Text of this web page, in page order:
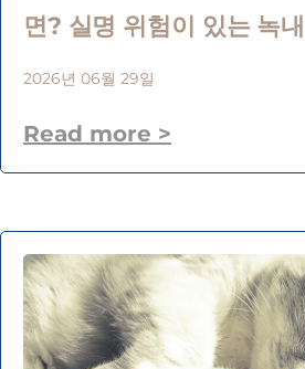
면? 실명 위험이 있는 녹
2026년 06월 29일
Read more >